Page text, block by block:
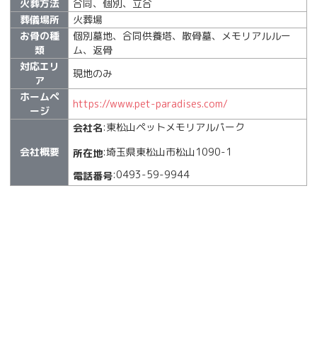
火葬方法
合同、個別、立合
葬儀場所
火葬場
お骨の種
類
個別墓地、合同供養塔、散骨墓、メモリアルルー
ム、返骨
対応エリ
ア
現地のみ
ホームペ
ージ
https://www.pet-paradises.com/
会社概要
会社名:東松山ペットメモリアルパーク
所在地:埼玉県東松山市松山1090-1
電話番号:0493-59-9944